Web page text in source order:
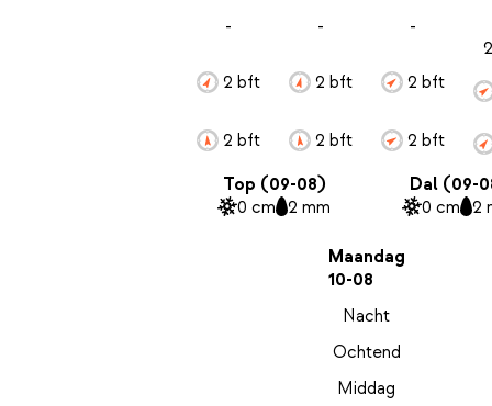
-
2 bft
2 bft
-
2 bft
2 bft
-
2 bft
2 bft
Top (09-08)
0 cm 2 mm
Dal (09-
0 cm 2
Maandag
10-08
Nacht
Ochtend
Middag